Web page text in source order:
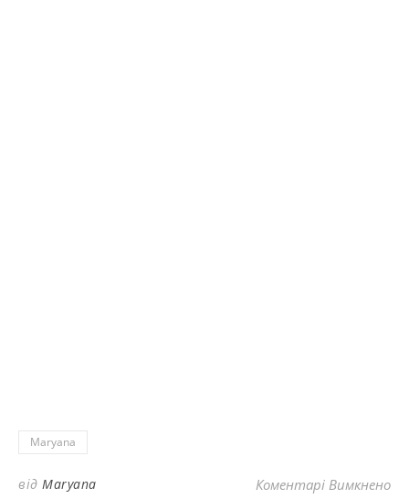
Maryana
від Maryana Коментарі Вимкненодо